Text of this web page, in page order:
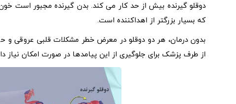
دوقلو گیرنده بیش از حد کار می کند. بدن گیرنده مجبور است
که بسیار بزرگتر از اهداکننده است.
بدون درمان، هر دو دوقلو در معرض خطر مشکلات قلبی عروقی و
از طرف پزشک برای جلوگیری از این پیامدها در صورت امکان نیاز